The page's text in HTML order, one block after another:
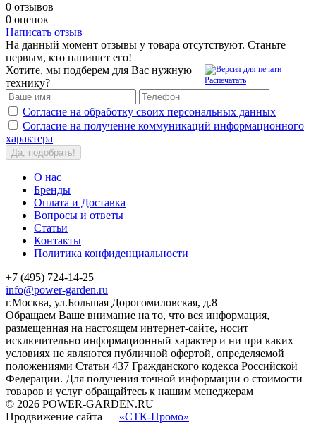
0 отзывов
0 оценок
Написать отзыв
На данный момент отзывы у товара отсутствуют. Станьте
первым, кто напишет его!
Распечатать
Хотите, мы подберем для Вас нужную
технику?
Согласие на обработку своих персональных данных
Согласие на получение коммуникаций информационного
характера
Да, подобрать!
О нас
Бренды
Оплата и Доставка
Вопросы и ответы
Статьи
Контакты
Политика конфиденциальности
+7 (495) 724-14-25
info@power-garden.ru
г.Москва, ул.Большая Дорогомиловская, д.8
Обращаем Ваше внимание на то, что вся информация,
размещенная на настоящем интернет-сайте, носит
исключительно информационный характер и ни при каких
условиях не являются публичной офертой, определяемой
положениями Статьи 437 Гражданского кодекса Российской
Федерации. Для получения точной информации о стоимости
товаров и услуг обращайтесь к нашим менеджерам
© 2026 POWER-GARDEN.RU
Продвижение сайта — «СТК-Промо»